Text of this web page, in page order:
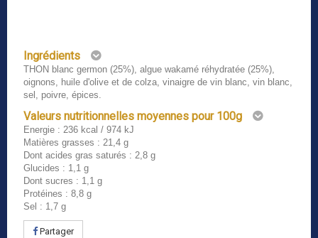
Ingrédients
THON blanc germon (25%), algue wakamé réhydratée (25%),
oignons, huile d'olive et de colza, vinaigre de vin blanc, vin blanc,
sel, poivre, épices.
Valeurs nutritionnelles moyennes pour 100g
Energie : 236 kcal / 974 kJ
Matières grasses : 21,4 g
Dont acides gras saturés : 2,8 g
Glucides : 1,1 g
Dont sucres : 1,1 g
Protéines : 8,8 g
Sel : 1,7 g
Partager